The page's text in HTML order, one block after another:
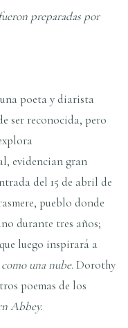
preparadas por
una poeta y diarista
ser reconocida, pero
evidencian gran
del 15 de abril de
pueblo donde
durante tres años;
luego inspirará a
una nube. Dorothy
poemas de los
Abbey.